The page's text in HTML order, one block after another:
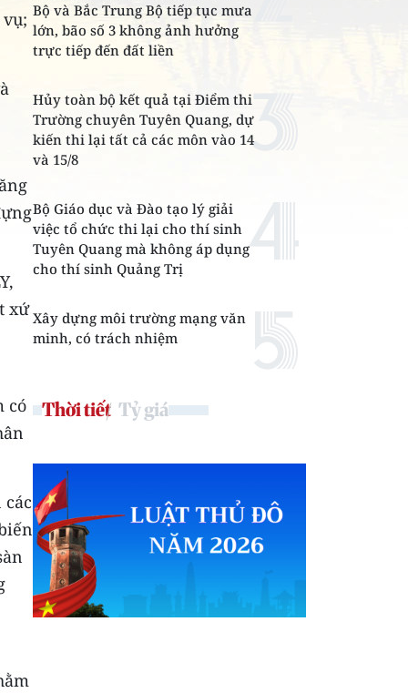
xứ
có
Bộ và Bắc Trung Bộ tiếp tục mưa
lớn, bão số 3 không ảnh hưởng
trực tiếp đến đất liền
Hủy toàn bộ kết quả tại Điểm thi
Trường chuyên Tuyên Quang, dự
kiến thi lại tất cả các môn vào 14
và 15/8
Bộ Giáo dục và Đào tạo lý giải
việc tổ chức thi lại cho thí sinh
Tuyên Quang mà không áp dụng
cho thí sinh Quảng Trị
Xây dựng môi trường mạng văn
minh, có trách nhiệm
Thời tiết Tỷ giá